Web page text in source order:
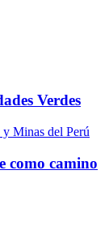
Verdes
como camino